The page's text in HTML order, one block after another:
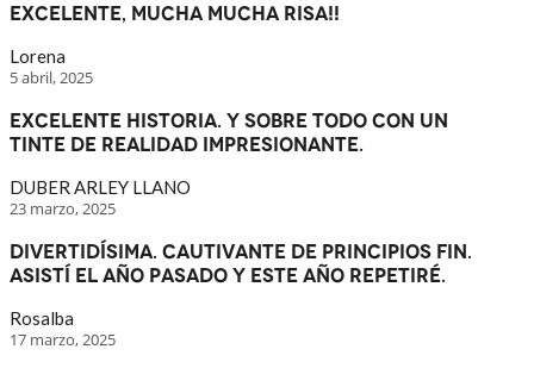
Excelente, mucha mucha risa!!
Lorena
5 abril, 2025
Excelente historia. Y sobre todo con un
tinte de realidad impresionante.
DUBER ARLEY LLANO
23 marzo, 2025
Divertidísima. Cautivante de principios fin.
Asistí el año pasado y este año repetiré.
Rosalba
17 marzo, 2025